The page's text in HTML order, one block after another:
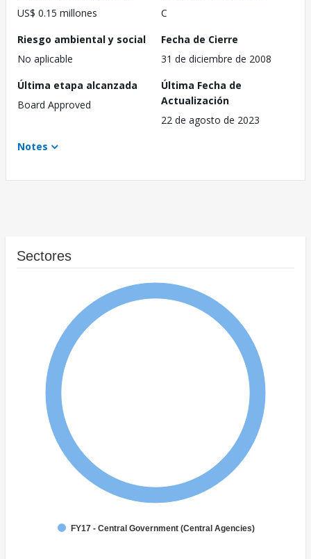
US$ 0.15 millones
C
Riesgo ambiental y social
No aplicable
Fecha de Cierre
31 de diciembre de 2008
Última etapa alcanzada
Board Approved
Última Fecha de
Actualización
22 de agosto de 2023
Notes
Sectores
FY17 - Central Government (Central Agencies)